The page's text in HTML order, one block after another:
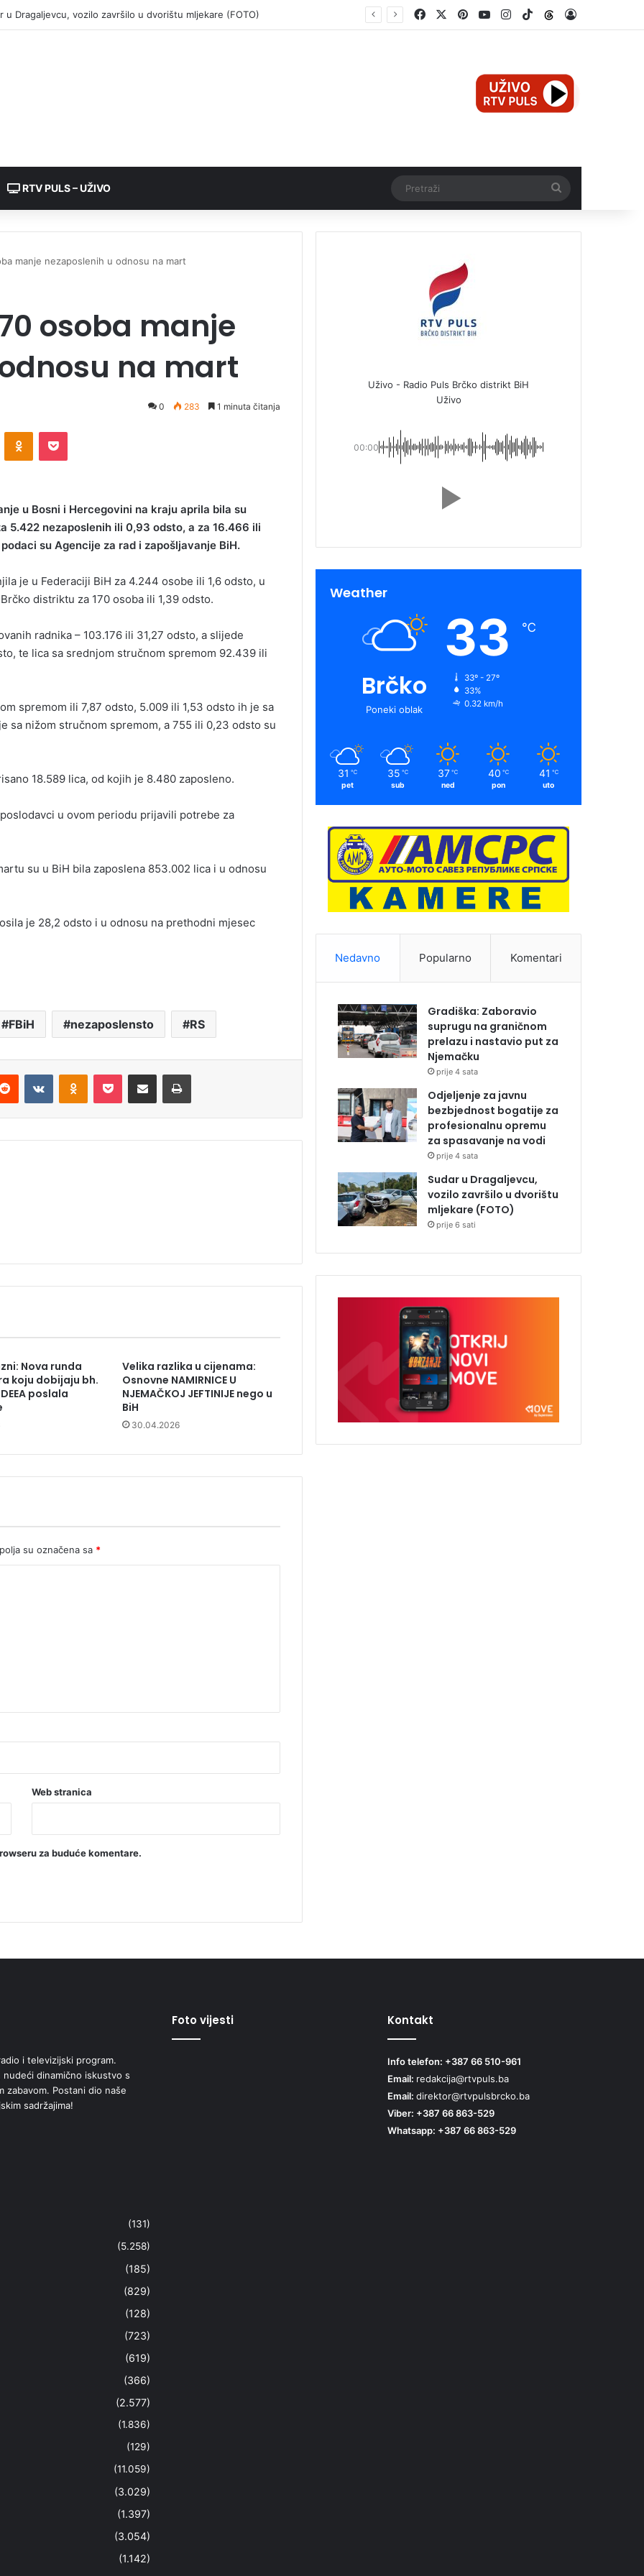
FacebookPinterestYouTubeInstagram
TikTokThreads
RTV PULS – UŽIVO
manje nezaposlenih u odnosu na mart
osoba manje
na mart
0 283 1 minuta čitanja
u Bosni i Hercegovini na kraju aprila bila su
5.422 nezaposlenih ili 0,93 odsto, a za 16.466 ili
su Agencije za rad i zapošljavanje BiH.
je u Federaciji BiH za 4.244 osobe ili 1,6 odsto, u
distriktu za 170 osoba ili 1,39 odsto.
radnika – 103.176 ili 31,27 odsto, a slijede
te lica sa srednjom stručnom spremom 92.439 ili
spremom ili 7,87 odsto, 5.009 ili 1,53 odsto ih je sa
sa nižom stručnom spremom, a 755 ili 0,23 odsto su
18.589 lica, od kojih je 8.480 zaposleno.
u ovom periodu prijavili potrebe za
su u BiH bila zaposlena 853.002 lica i u odnosu
je 28,2 odsto i u odnosu na prethodni mjesec
FBiH nezaposlensto RS
Nova runda
koju dobijaju bh.
poslala
Velika razlika u cijenama:
Osnovne NAMIRNICE U
NJEMAČKOJ JEFTINIJE nego u
BiH
30.04.2026
su označena sa *
Web stranica
za buduće komentare.
Uživo - Radio Puls Brčko distrikt BiH
Uživo
00:00
Weather
Brčko
Poneki oblak
33 ℃
33º - 27º
33%
0.32 km/h
31 ℃
pet
35 ℃
sub
37 ℃
ned
40 ℃
pon
41 ℃
uto
Nedavno Popularno Komentari
Gradiška: Zaboravio
suprugu na graničnom
prelazu i nastavio put za
Njemačku
prije 4 sata
Odjeljenje za javnu
bezbjednost bogatije za
profesionalnu opremu
za spasavanje na vodi
prije 4 sata
Sudar u Dragaljevcu,
vozilo završilo u dvorištu
mljekare (FOTO)
prije 6 sati
i televizijski program.
nudeći dinamično iskustvo s
zabavom. Postani dio naše
sadržajima!
(131)
(5.258)
(185)
(829)
(128)
(723)
(619)
(366)
(2.577)
(1.836)
(129)
(11.059)
(3.029)
(1.397)
(3.054)
(1.142)
Foto vijesti Kontakt
Info telefon: +387 66 510-961
Email: redakcija@rtvpuls.ba
Email: direktor@rtvpulsbrcko.ba
Viber: +387 66 863-529
Whatsapp: +387 66 863-529